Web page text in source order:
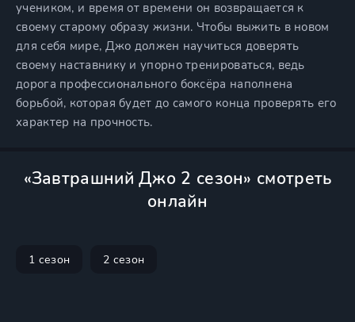
учеником, и время от времени он возвращается к
своему старому образу жизни. Чтобы выжить в новом
для себя мире, Джо должен научиться доверять
своему наставнику и упорно тренироваться, ведь
дорога профессионального боксёра наполнена
борьбой, которая будет до самого конца проверять его
характер на прочность.
«Завтрашний Джо 2 сезон» смотреть
онлайн
1 сезон 2 сезон